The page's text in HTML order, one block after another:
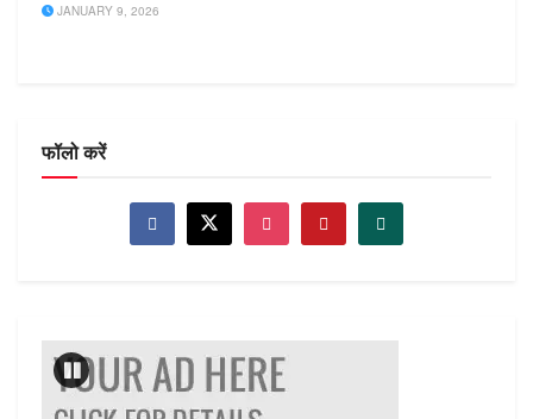
JANUARY 9, 2026
फॉलो करें